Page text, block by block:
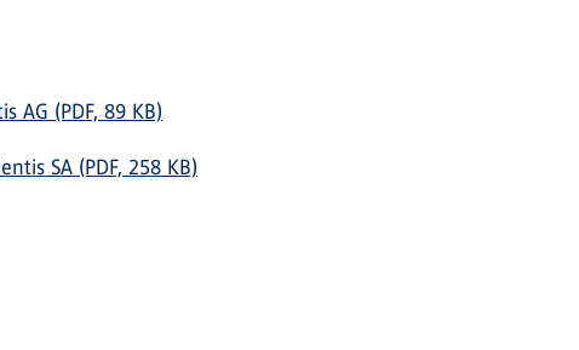
AG (PDF, 89 KB)
SA (PDF, 258 KB)